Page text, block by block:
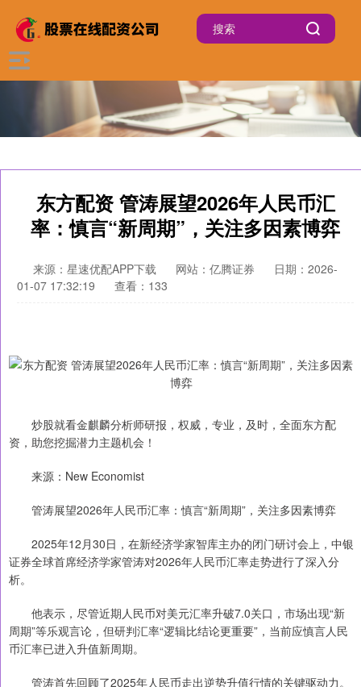
东方配资 管涛展望2026年人民币汇
率：慎言“新周期”，关注多因素博弈
来源：星速优配APP下载 网站：亿腾证券
日期：2026-
01-07 17:32:19
查看：133
炒股就看金麒麟分析师研报，权威，专业，及时，全面东方配
资，助您挖掘潜力主题机会！
来源：New Economist
管涛展望2026年人民币汇率：慎言“新周期”，关注多因素博弈
2025年12月30日，在新经济学家智库主办的闭门研讨会上，中银
证券全球首席经济学家管涛对2026年人民币汇率走势进行了深入分
析。
他表示，尽管近期人民币对美元汇率升破7.0关口，市场出现“新
周期”等乐观言论，但研判汇率“逻辑比结论更重要”，当前应慎言人民
币汇率已进入升值新周期。
管涛首先回顾了2025年人民币走出逆势升值行情的关键驱动力。